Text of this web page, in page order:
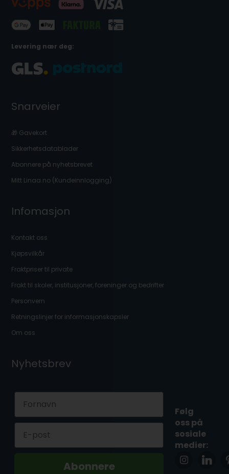
Levering nær deg:
Snarveier
🎁 Gavekort
Sikkerhetsdatablader
Abonnere på nyhetsbrevet
Mitt Linaa.no (Kundeinnlogging)
Infomasjon
Kontakt oss
Kjøpsvilkår
Fraktpriser til private
Frakt til skoler, institusjoner, foreninger og bedrifter
Personvern
Retningslinjer for informasjonskapsler
Om oss
Nyhetsbrev
Abonnere
Følg
oss på
sosiale
medier: